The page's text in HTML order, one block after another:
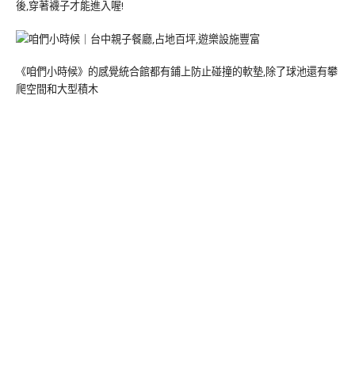
後,穿著襪子才能進入喔!
《咱們小時候》的感覺統合館都有鋪上防止碰撞的軟墊,除了球池還有攀
爬空間和大型積木